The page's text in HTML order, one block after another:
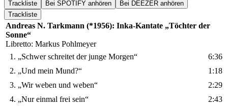
Trackliste Bei SPOTIFY anhören
Bei DEEZER anhören
Trackliste
Andreas N. Tarkmann (*1956): Inka-Kantate „Töchter der
Sonne“
Libretto: Markus Pohlmeyer
1. „Schwer schreitet der junge Morgen“
6:36
2. „Und mein Mund?“
1:18
3. „Wir weben und weben“
2:29
4. „Nur einmal frei sein“
2:43